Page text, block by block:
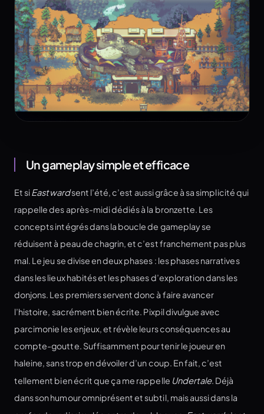
Un gameplay simple et efficace
Et siEastwardsent l’été, c’est aussi grâce à sa simplicité qui
rappelle des après-midi dédiés à la bronzette. Les
concepts intégrés dans la boucle de gameplay se
réduisent à peau de chagrin, et c’est franchement pas plus
mal. Le jeu se divise en deux phases : les phases narratives
dans les lieux habités et les phases d’exploration dans les
donjons. Les premiers servent donc à faire avancer
l’histoire, sacrément bien écrite. Pixpil divulgue avec
parcimonie les enjeux, et révèle leurs conséquences au
compte-goutte. Suffisamment pour tenir le joueur en
haleine, sans trop en dévoiler d’un coup. En fait, c’est
tellement bien écrit que ça me rappelle Undertale. Déjà
dans son humour omniprésent et subtil, mais aussi dans la